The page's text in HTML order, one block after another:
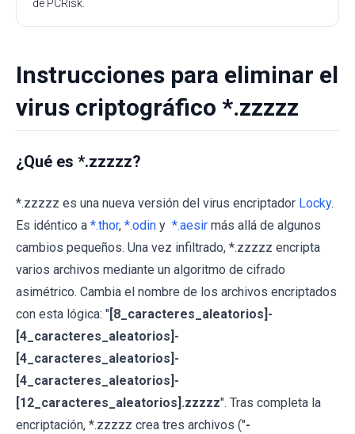
de PCRisk.
Instrucciones para eliminar el
virus criptográfico *.zzzzz
¿Qué es *.zzzzz?
*.zzzzz es una nueva versión del virus encriptador Locky.
Es idéntico a *.thor, *.odin y *.aesir más allá de algunos
cambios pequeños. Una vez infiltrado, *.zzzzz encripta
varios archivos mediante un algoritmo de cifrado
asimétrico. Cambia el nombre de los archivos encriptados
con esta lógica: "[8_caracteres_aleatorios]-
[4_caracteres_aleatorios]-
[4_caracteres_aleatorios]-
[4_caracteres_aleatorios]-
[12_caracteres_aleatorios].zzzzz". Tras completa la
encriptación, *.zzzzz crea tres archivos ("-